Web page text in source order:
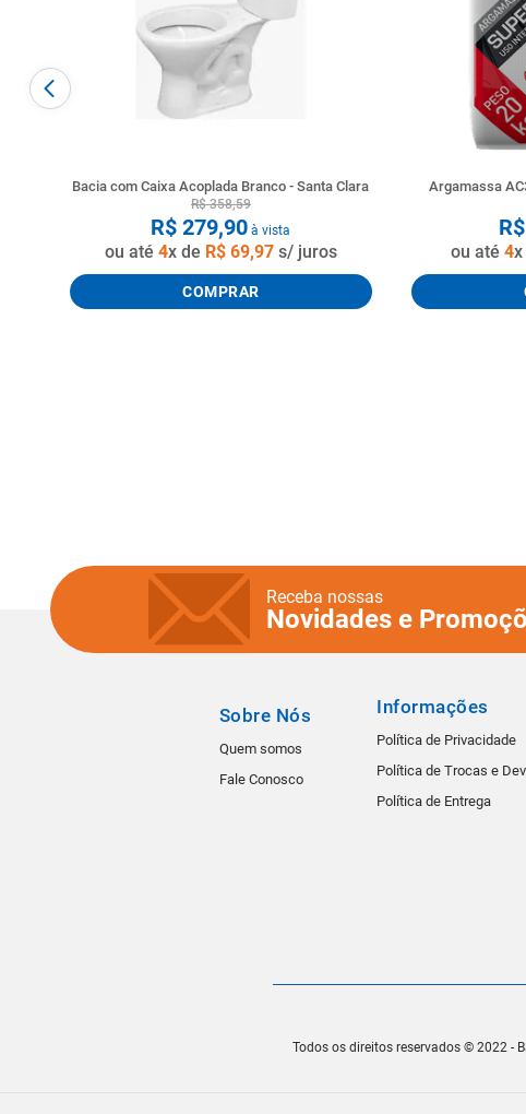
Bacia com Caixa Acoplada Branco - Santa Clara
R$ 358,59
R$ 279,90 à vista
ou até 4x de R$ 69,97s/ juros
COMPRAR
Argamassa
R$
ou até4
Receba nossas
Novidades e
Sobre Nós
Quem somos
Fale Conosco
Informações
Política de Privacidade
Política de Trocas e
Política de Entrega
Todos os direitos reservados © 2022 -